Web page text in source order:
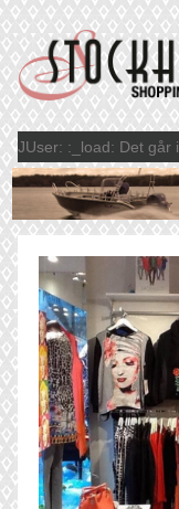
JUser: :_load: Det går